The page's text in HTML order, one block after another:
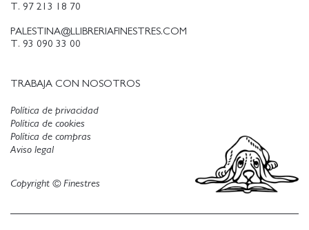
T. 97 213 18 70
PALESTINA@LLIBRERIAFINESTRES.COM
T. 93 090 33 00
TRABAJA CON NOSOTROS
Política de privacidad
Política de cookies
Aviso legal
Política de compras
Copyright © Finestres